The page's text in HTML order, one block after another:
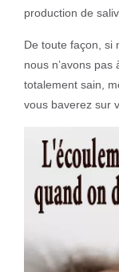
production de
De toute façon, si
nous n’avons
totalement sain,
vous baverez sur